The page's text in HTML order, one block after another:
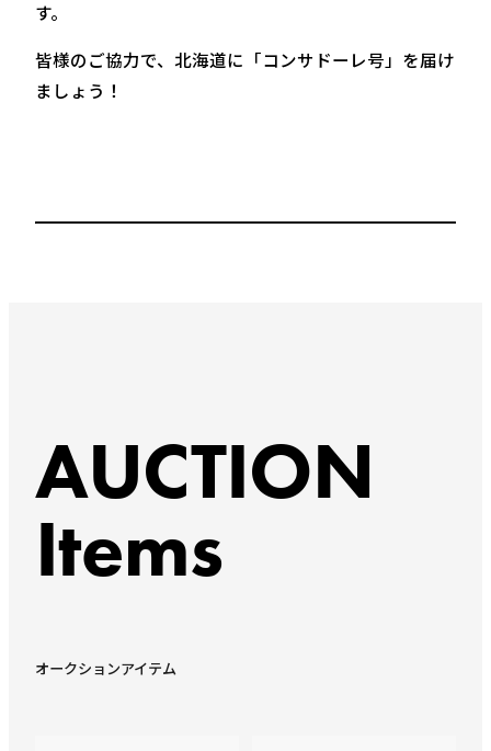
す。
皆様のご協力で、北海道に「コンサドーレ号」を届け
ましょう！
AUCTION
Items
オークションアイテム